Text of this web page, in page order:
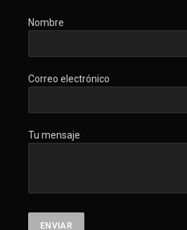
Nombre
Correo electrónico
Tu mensaje